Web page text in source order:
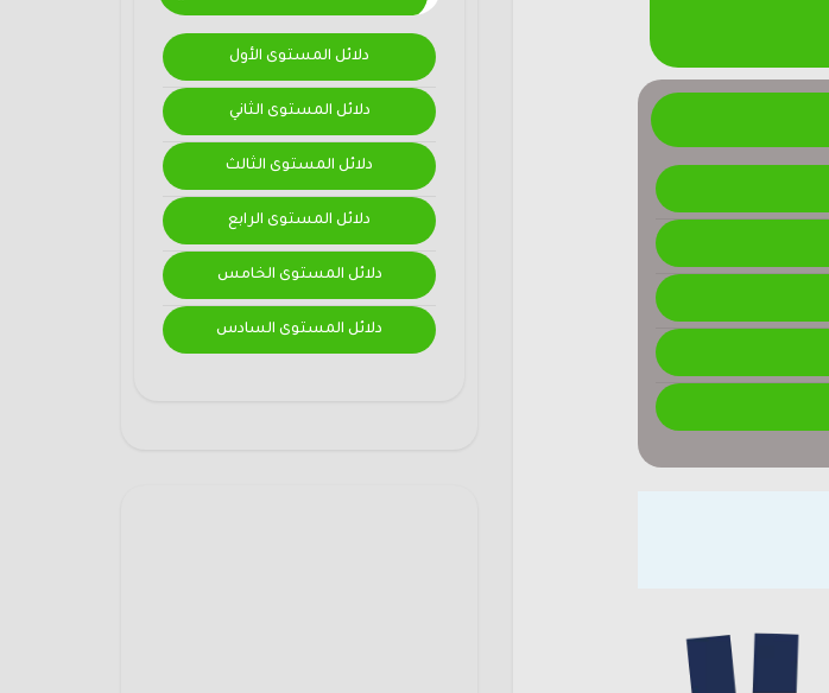
دلائل المستوى الأول
دلائل المستوى الثاني
دلائل المستوى الثالث
دلائل المستوى الرابع
دلائل المستوى الخامس
دلائل المستوى السادس